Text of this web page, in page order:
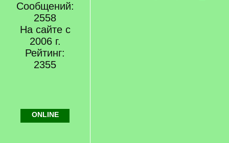
Сообщений:
2558
На сайте с
2006 г.
Рейтинг:
2355
ONLINE